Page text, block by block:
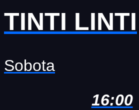
TINTI LINTI
Sobota
16:00